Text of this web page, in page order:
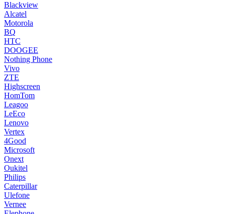
Blackview
Alcatel
Motorola
BQ
HTC
DOOGEE
Nothing Phone
Vivo
ZTE
Highscreen
HomTom
Leagoo
LeEco
Lenovo
Vertex
4Good
Microsoft
Onext
Oukitel
Philips
Caterpillar
Ulefone
Vernee